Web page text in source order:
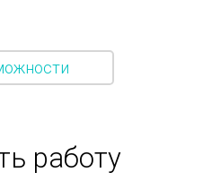
работу